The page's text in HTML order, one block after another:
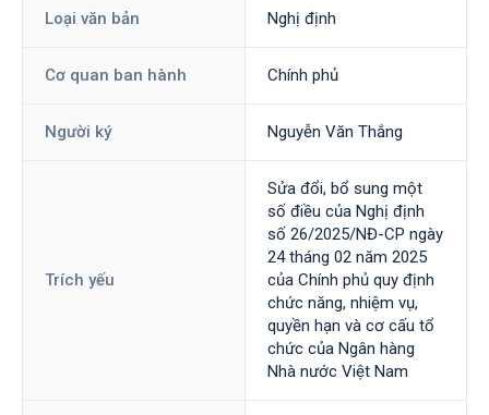
Loại văn bản Nghị định
Cơ quan ban hành Chính phủ
Người ký Nguyễn Văn Thắng
Trích yếu
Sửa đổi, bổ sung một
số điều của Nghị định
số 26/2025/NĐ-CP ngày
24 tháng 02 năm 2025
của Chính phủ quy định
chức năng, nhiệm vụ,
quyền hạn và cơ cấu tổ
chức của Ngân hàng
Nhà nước Việt Nam